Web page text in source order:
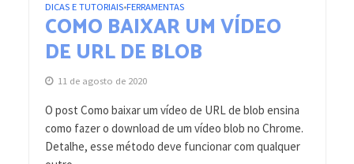
DICAS E TUTORIAIS•FERRAMENTAS
COMO BAIXAR UM VÍDEO
DE URL DE BLOB
11 de agosto de 2020
O post Como baixar um vídeo de URL de blob ensina
como fazer o download de um vídeo blob no Chrome.
Detalhe, esse método deve funcionar com qualquer